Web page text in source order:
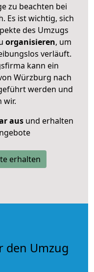
zu beachten bei
Es ist wichtig, sich
des Umzugs
organisieren, um
verläuft.
kann ein
Würzburg nach
werden und
wir.
ausund erhalten
erhalten
den Umzug